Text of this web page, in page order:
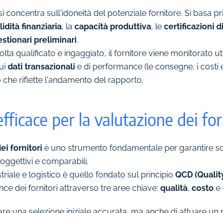
concentra sull'idoneità del potenziale fornitore. Si basa
finanziaria, la capacità produttiva, le certificazioni
preliminari.
qualificato e ingaggiato, il fornitore viene monitorato
dati transazionali e di performance (le consegne, i costi
riflette l'andamento del rapporto.
per la valutazione dei
fornitori è uno strumento fondamentale per garantire
e comparabili.
e logistico è quello fondato sul principio QCD
dei fornitori attraverso tre aree chiave: qualità, costo e